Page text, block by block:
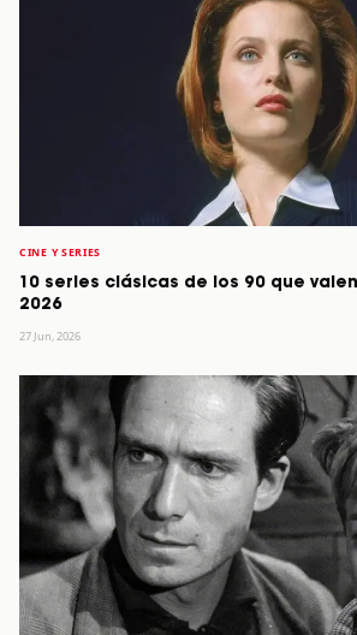
CINE Y SERIES
10 series clásicas de los 90 que
2026
27 Jun, 2026